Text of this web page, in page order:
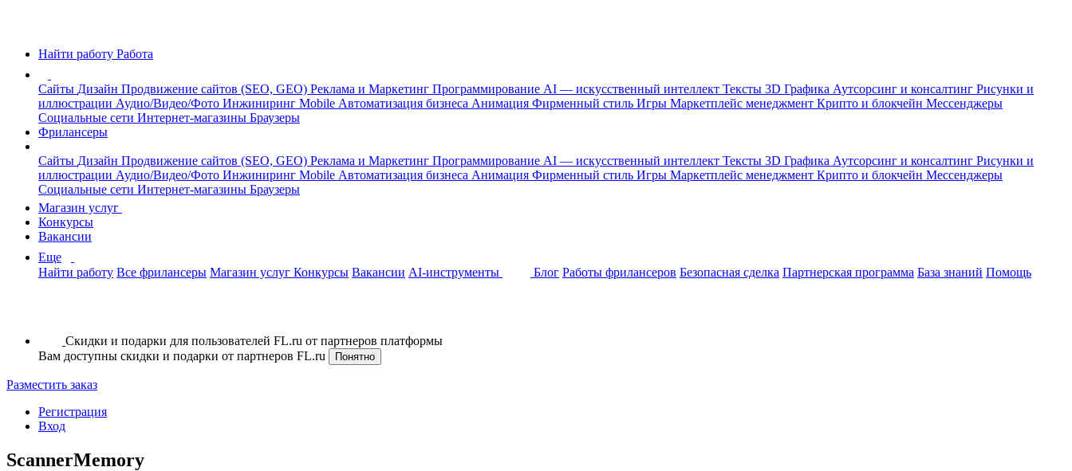
Найти работу Работа
Сайты Дизайн Продвижение сайтов (SEO, GEO) Реклама и Маркетинг Программирование AI — искусственный интеллект Тексты 3D Графика Аутсорсинг и консалтинг Рисунки и
иллюстрации Аудио/Видео/Фото Инжиниринг Mobile Автоматизация бизнеса Анимация Фирменный стиль Игры Маркетплейс менеджмент Крипто и блокчейн Мессенджеры
Социальные сети Интернет-магазины Браузеры
Фрилансеры
Сайты Дизайн Продвижение сайтов (SEO, GEO) Реклама и Маркетинг Программирование AI — искусственный интеллект Тексты 3D Графика Аутсорсинг и консалтинг Рисунки и
иллюстрации Аудио/Видео/Фото Инжиниринг Mobile Автоматизация бизнеса Анимация Фирменный стиль Игры Маркетплейс менеджмент Крипто и блокчейн Мессенджеры
Социальные сети Интернет-магазины Браузеры
Магазин услуг
Конкурсы
Вакансии
Еще
Найти работу Все фрилансеры Магазин услуг Конкурсы Вакансии AI-инструменты Блог Работы фрилансеров Безопасная сделка Партнерская программа База знаний Помощь
Скидки и подарки для пользователей FL.ru от партнеров платформы
Вам доступны скидки и подарки от партнеров FL.ru
Понятно
Разместить заказ
Регистрация
Вход
ScannerMemory